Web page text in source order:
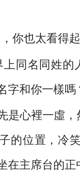
也太看得起
同名同姓的
字和你一樣嗎
心裡一虛，
的位置，冷
在主席台的正